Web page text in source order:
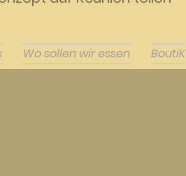
Wo sollen wir essen BoutiK